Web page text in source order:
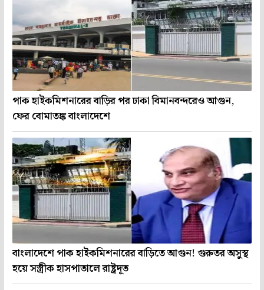
পাক হাইকমিশনারের বাড়ির পর ঢাকা বিমানবন্দরেও আগুন,
ফের বোমাতঙ্ক বাংলাদেশে
বাংলাদেশে পাক হাইকমিশনারের বাড়িতে আগুন! গুরুতর অসুস্থ
হয়ে সস্ত্রীক হাসপাতালে রাষ্ট্রদূত